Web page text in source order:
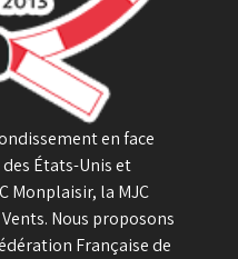
en face
États-Unis et
Monplaisir, la MJC
Nous proposons
Française de